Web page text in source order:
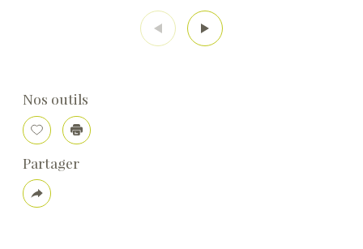
Nos outils
Sélectionner
Imprimer
Partager
Plus
de